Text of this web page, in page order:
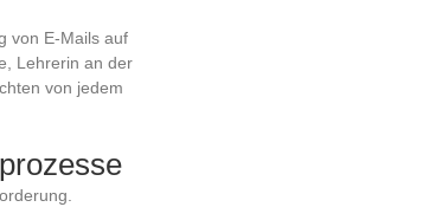
von E-Mails auf
Lehrerin an der
von jedem